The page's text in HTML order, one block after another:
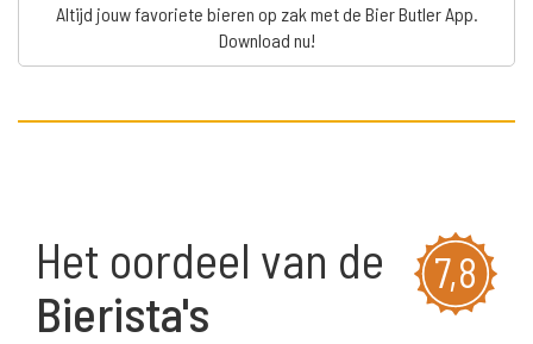
Altijd jouw favoriete bieren op zak met de Bier Butler App.
Download nu!
7,8
Het oordeel van de
Bierista's